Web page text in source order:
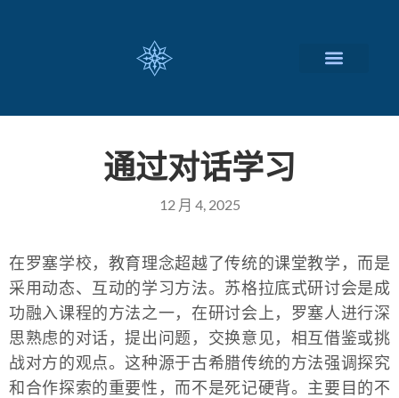
通过对话学习
12 月 4, 2025
在罗塞学校，教育理念超越了传统的课堂教学，而是
采用动态、互动的学习方法。苏格拉底式研讨会是成
功融入课程的方法之一，在研讨会上，罗塞人进行深
思熟虑的对话，提出问题，交换意见，相互借鉴或挑
战对方的观点。这种源于古希腊传统的方法强调探究
和合作探索的重要性，而不是死记硬背。主要目的不